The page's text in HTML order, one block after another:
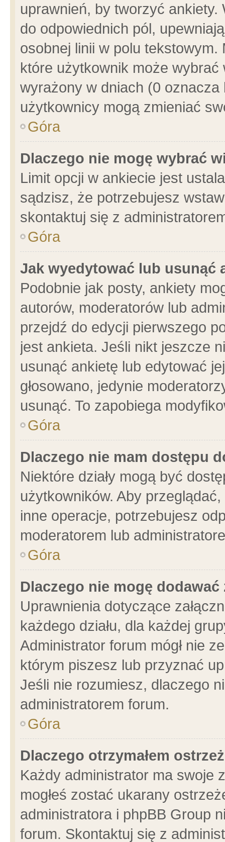
uprawnień, by tworzyć ankiety.
do odpowiednich pól,
osobnej linii w polu
które użytkownik może
wyrażony w dniach (0
użytkownicy mogą zmieniać
Góra
Dlaczego nie mogę wybrać
Limit opcji w ankiecie jest
sądzisz, że potrzebujesz
skontaktuj się z
Góra
Jak wyedytować lub usunąć
Podobnie jak posty, ankiety
autorów, moderatorów lub
przejdź do edycji pierwszego
jest ankieta. Jeśli nikt jeszcze
usunąć ankietę lub edytować
głosowano, jedynie
usunąć. To zapobiega
Góra
Dlaczego nie mam dostępu
Niektóre działy mogą być
użytkowników. Aby
inne operacje, potrzebujesz
moderatorem lub
Góra
Dlaczego nie mogę dodawać
Uprawnienia dotyczące
każdego działu, dla każdej
Administrator forum mógł nie
którym piszesz lub przyznać
Jeśli nie rozumiesz, dlaczego
administratorem forum.
Góra
Dlaczego otrzymałem
Każdy administrator ma swoje
mogłeś zostać ukarany
administratora i phpBB Group
forum. Skontaktuj się z